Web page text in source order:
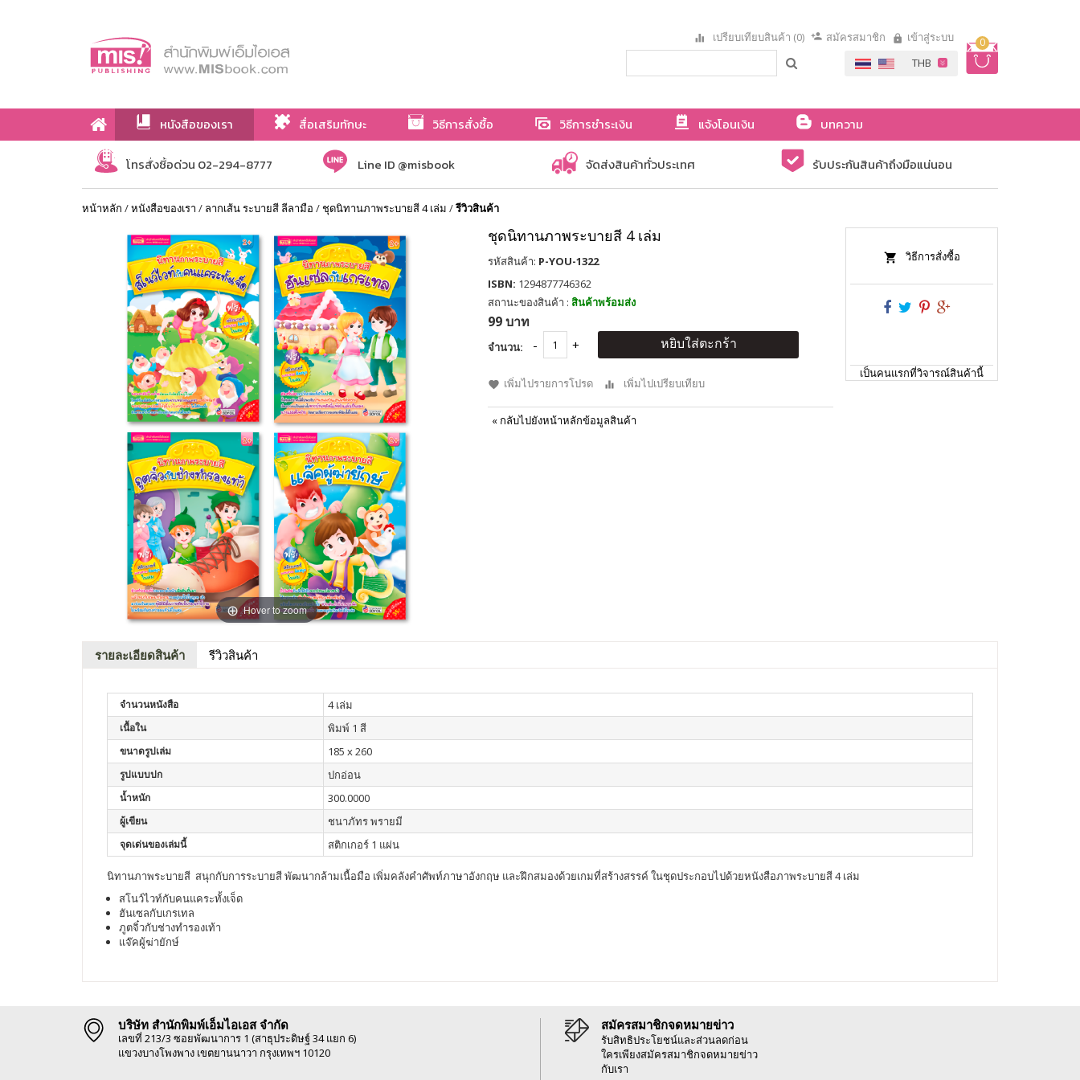
0
เปรียบเทียบสินค้า (0) สมัครสมาชิก เข้าสู่ระบบ
หนังสือของเรา สื่อเสริมทักษะ วิธีการสั่งซื้อ วิธีการชำระเงิน แจ้งโอนเงิน
บทความ
เกี่ยวกับเรา
โทรสั่งซื้อด่วน 02-294-8777 Line ID @misbook จัดส่งสินค้าทั่วประเทศ รับประกันสินค้าถึงมือแน่นอน
หน้าหลัก /หนังสือของเรา / ลากเส้น ระบายสี ลีลามือ /ชุดนิทานภาพระบายสี 4 เล่ม /รีวิวสินค้า
Hover to zoom
ชุดนิทานภาพระบายสี 4 เล่ม
รหัสสินค้า: P-YOU-1322
ISBN: 1294877746362
สถานะของสินค้า : สินค้าพร้อมส่ง
99 บาท
จำนวน: หยิบใส่ตะกร้า
เพิ่มไปรายการโปรด เพิ่มไปเปรียบเทียบ
« กลับไปยังหน้าหลักข้อมูลสินค้า
วิธีการสั่งซื้อ
เป็นคนแรกที่วิจารณ์สินค้านี้
รายละเอียดสินค้า รีวิวสินค้า
จำนวนหนังสือ 4 เล่ม
เนื้อใน พิมพ์ 1 สี
ขนาดรูปเล่ม 185 x 260
รูปแบบปก ปกอ่อน
น้ำหนัก 300.0000
ผู้เขียน ชนาภัทร พรายมี
จุดเด่นของเล่มนี้ สติกเกอร์ 1 แผ่น
นิทานภาพระบายสี สนุกกับการระบายสี พัฒนากล้ามเนื้อมือ เพิ่มคลังคำศัพท์ภาษาอังกฤษ และฝึกสมองด้วยเกมที่สร้างสรรค์ ในชุดประกอบไปด้วยหนังสือภาพระบายสี 4 เล่ม
สโนว์ไวท์กับคนแคระทั้งเจ็ด
ฮันเซลกับเกรเทล
ภูตจิ๋วกับช่างทำรองเท้า
แจ๊คผู้ฆ่ายักษ์
บริษัท สำนักพิมพ์เอ็มไอเอส จำกัด
เลขที่ 213/3 ซอยพัฒนาการ 1 (สาธุประดิษฐ์ 34 แยก 6)
แขวงบางโพงพาง เขตยานนาวา กรุงเทพฯ 10120
สมัครสมาชิกจดหมายข่าว
รับสิทธิประโยชน์และส่วนลดก่อน
ใครเพียงสมัครสมาชิกจดหมายข่าว
กับเรา